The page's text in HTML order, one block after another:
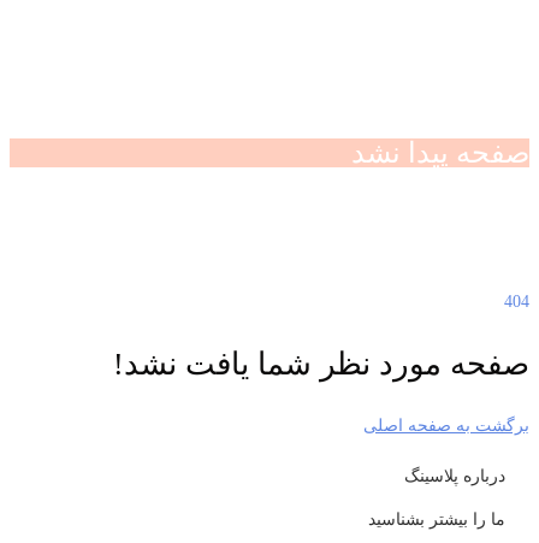
صفحه پیدا نشد
404
صفحه مورد نظر شما یافت نشد!
برگشت به صفحه اصلی
درباره پلاسینگ
ما را بیشتر بشناسید